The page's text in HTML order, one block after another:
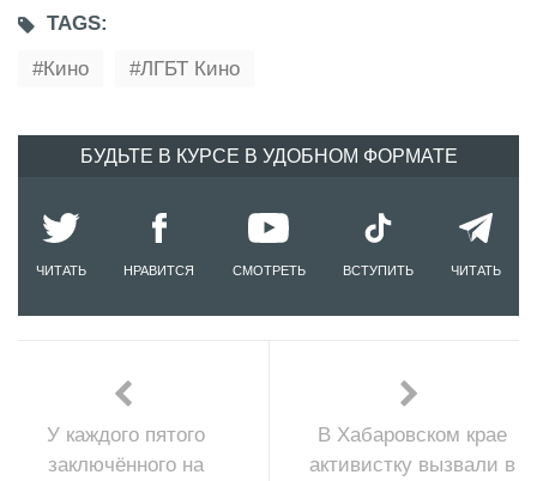
TAGS:
Кино
ЛГБТ Кино
БУДЬТЕ В КУРСЕ В УДОБНОМ ФОРМАТЕ
ЧИТАТЬ НРАВИТСЯ СМОТРЕТЬ ВСТУПИТЬ ЧИТАТЬ
У каждого пятого
заключённого на
В Хабаровском крае
активистку вызвали в